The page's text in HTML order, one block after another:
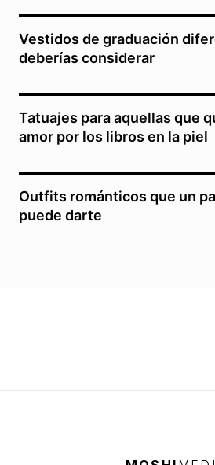
Vestidos de graduación
deberías considerar
Tatuajes para aquellas que
amor por los libros en la piel
Outfits románticos que un
puede darte